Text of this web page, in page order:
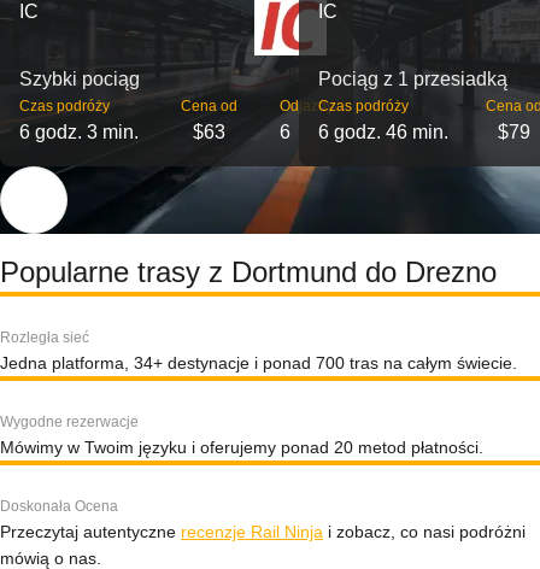
IC
Szybki pociąg
Czas podróży
6 godz. 3 min.
Cena od
$63
Odjazdy
6
IC
Pociąg z 1 przesiadką
Czas podróży
6 godz. 46 min.
Cena
$79
Popularne trasy z Dortmund do Drezno
Rozległa sieć
Jedna platforma, 34+ destynacje i ponad 700 tras na całym świecie.
Wygodne rezerwacje
Mówimy w Twoim języku i oferujemy ponad 20 metod płatności.
Doskonała Ocena
Przeczytaj autentyczne recenzje Rail Ninja i zobacz, co nasi podróżni
mówią o nas.